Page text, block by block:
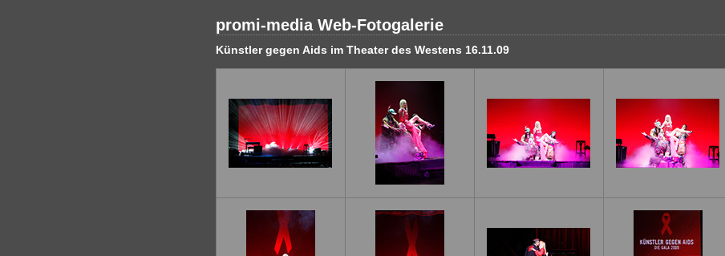
promi-media Web-Fotogalerie
Künstler gegen Aids im Theater des Westens 16.11.09